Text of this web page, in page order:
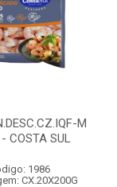
M
COSTA SUL
1986
CX.20X200G